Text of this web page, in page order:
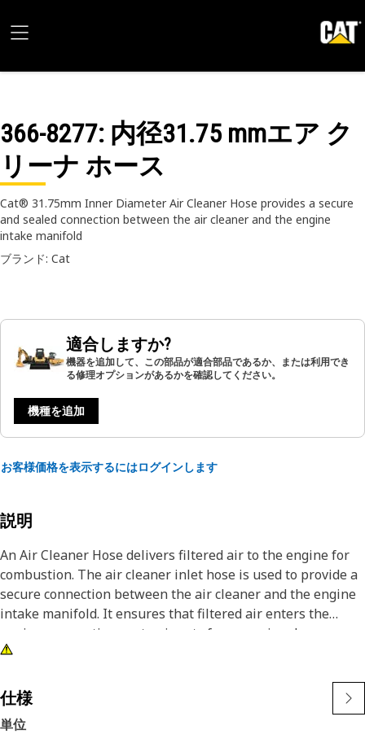
366-8277: 内径31.75 mmエア ク
リーナ ホース
Cat® 31.75mm Inner Diameter Air Cleaner Hose provides a secure
and sealed connection between the air cleaner and the engine
intake manifold
ブランド: Cat
適合しますか?
機器を追加して、この部品が適合部品であるか、または利用でき
る修理オプションがあるかを確認してください。
機種を追加
お客様価格を表示するにはログインします
説明
An Air Cleaner Hose delivers filtered air to the engine for
combustion. The air cleaner inlet hose is used to provide a
secure connection between the air cleaner and the engine
intake manifold. It ensures that filtered air enters the
engine, preventing contaminants from causing damage.
• High strength and highly resistant to wear and corrosion
• Provides a secure and leak-free connection
仕様
単位